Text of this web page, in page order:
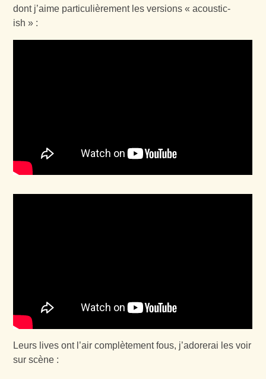
dont j’aime particulièrement les versions «acoustic-
ish » :
Leurs lives ont l’air complètement fous, j’adorerai les voir
sur scène :